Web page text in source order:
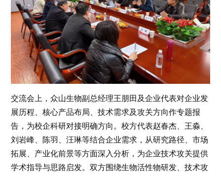
交流会上，众山生物副总经理王朋田及企业代表对企业发
展历程、核心产品布局、技术需求及攻关方向作专题报
告，为校企科研对接明确方向。校方代表赵春杰、王淼、
刘岩峰、陈羽、汪琳等结合企业需求，从研究路径、市场
拓展、产业化前景等方面深入分析，为企业技术攻关提供
学术指导与思路启发。双方围绕生物活性物研发、技术攻